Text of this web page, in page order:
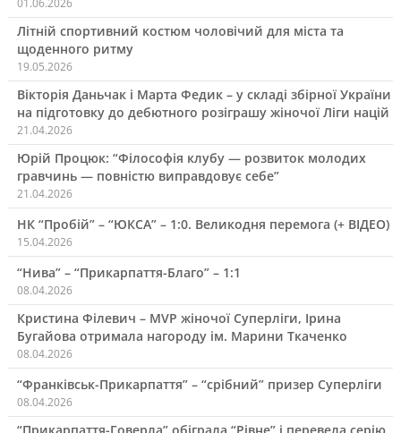
Літній спортивний костюм чоловічий для міста та
щоденного ритму
19.05.2026
Вікторія Даньчак і Марта Федик – у складі збірної України
на підготовку до дебютного розіграшу жіночої Ліги націй
21.04.2026
Юрій Процюк: “Філософія клубу — розвиток молодих
гравчинь — повністю виправдовує себе”
21.04.2026
НК “Пробій” – “ЮКСА” – 1:0. Великодня перемога (+ ВІДЕО)
15.04.2026
“Нива” – “Прикарпаття-Благо” – 1:1
08.04.2026
Кристина Філевич – MVP жіночої Суперліги, Ірина
Бугайова отримала нагороду ім. Марини Ткаченко
08.04.2026
“Франківськ-Прикарпаття” – “срібний” призер Суперліги
08.04.2026